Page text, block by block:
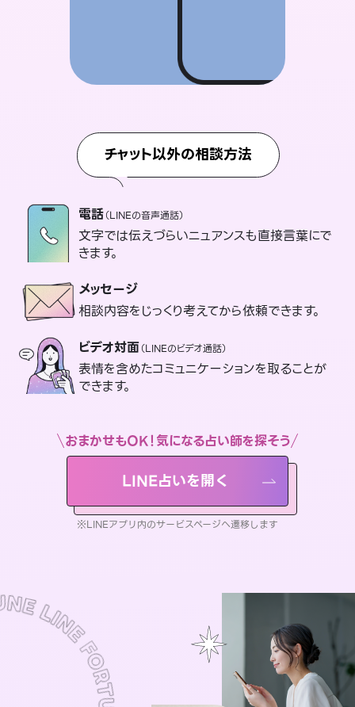
チャット以外の相談方法
電話（LINEの音声通話）
文字では伝えづらいニュアンスも直接言葉にで
きます。
メッセージ
相談内容をじっくり考えてから依頼できます。
ビデオ対面（LINEのビデオ通話）
表情を含めたコミュニケーションを取ることが
できます。
おまかせもOK！気になる占い師を探そう
LINE占いを開く
※LINEアプリ内のサービスページへ遷移します